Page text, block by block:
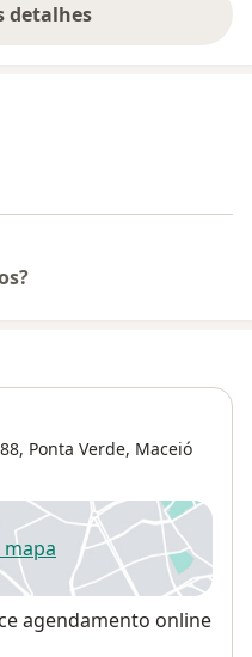
detalhes
a experiência
Ponta Verde, Maceió
num novo separador
agendamento online